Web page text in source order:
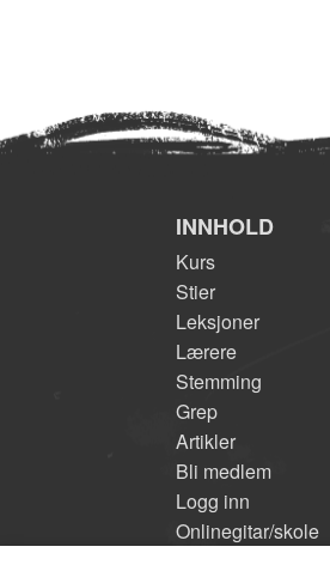
INNHOLD
Kurs
Stier
Leksjoner
Lærere
Stemming
Grep
Artikler
Bli medlem
Logg inn
Onlinegitar/skole